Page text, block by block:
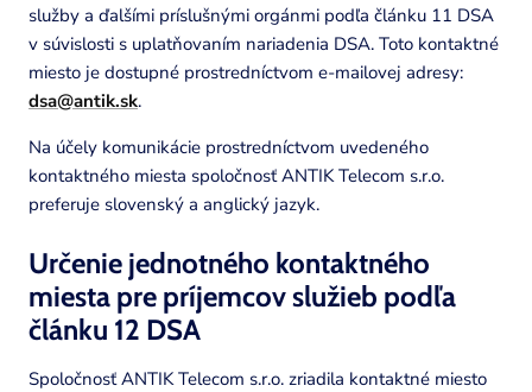
služby a ďalšími príslušnými orgánmi podľa článku 11 DSA
v súvislosti s uplatňovaním nariadenia DSA. Toto kontaktné
miesto je dostupné prostredníctvom e-mailovej adresy:
dsa@antik.sk.
Na účely komunikácie prostredníctvom uvedeného
kontaktného miesta spoločnosť ANTIK Telecom s.r.o.
preferuje slovenský a anglický jazyk.
Určenie jednotného kontaktného
miesta pre príjemcov služieb podľa
článku 12 DSA
Spoločnosť ANTIK Telecom s.r.o. zriadila kontaktné miesto